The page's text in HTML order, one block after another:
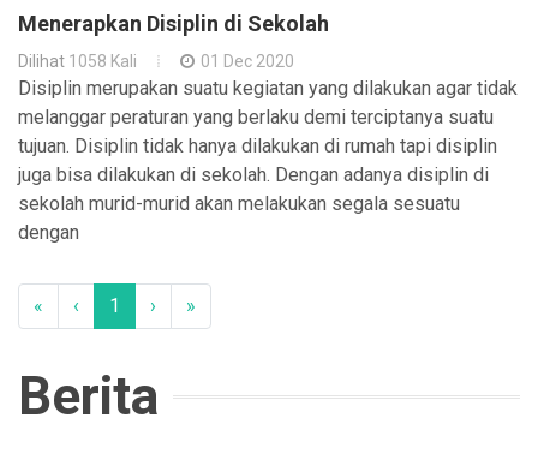
Menerapkan Disiplin di Sekolah
Dilihat 1058 Kali 01 Dec 2020
Disiplin merupakan suatu kegiatan yang dilakukan agar tidak
melanggar peraturan yang berlaku demi terciptanya suatu
tujuan. Disiplin tidak hanya dilakukan di rumah tapi disiplin
juga bisa dilakukan di sekolah. Dengan adanya disiplin di
sekolah murid-murid akan melakukan segala sesuatu
dengan
« ‹ 1 › »
Berita